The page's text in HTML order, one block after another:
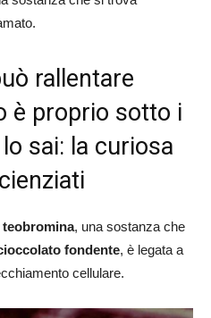
rallentare
è proprio sotto i
sai: la curiosa
teobromina, una sostanza che
fondente, è legata a
cellulare.